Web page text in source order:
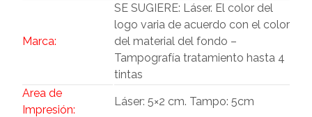
Marca:
SE SUGIERE: Láser. El color del
logo varia de acuerdo con el color
del material del fondo –
Tampografía tratamiento hasta 4
tintas
Area de
Impresión:
Láser: 5×2 cm. Tampo: 5cm